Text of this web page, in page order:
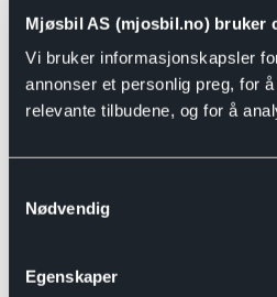
Mjøsbil AS (mjosbil.no) bruker
Vi bruker informasjonskapsler
annonser et personlig preg, for
relevante tilbudene, og for å
Nødvendig
Egenskaper
Se alle Universal
Bremsedeler
Se alle
Drivline og motor
Se alle
Eksosanlegg